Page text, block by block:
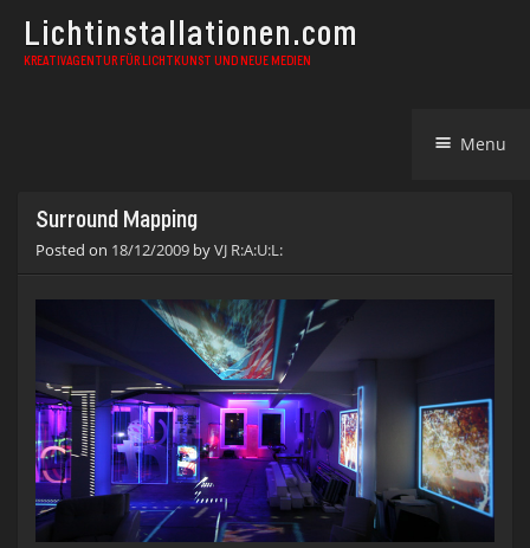
Lichtinstallationen.com
KREATIVAGENTUR FÜR LICHTKUNST UND NEUE MEDIEN
Menu
Surround Mapping
Posted on 18/12/2009 byVJ R:A:U:L: